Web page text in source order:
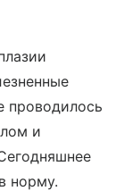
проводилось
и
норму.